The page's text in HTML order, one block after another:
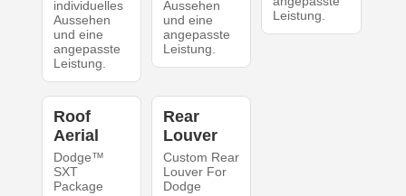
individuelles
Aussehen
und eine
angepasste
Leistung.
Aussehen
und eine
angepasste
Leistung.
Leistung.
Roof
Aerial
Dodge™
SXT
Package
Rear
Louver
Custom Rear
Louver For
Dodge